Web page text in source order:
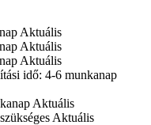
Aktuális
Aktuális
Aktuális
idő: 4-6 munkanap
Aktuális
Aktuális